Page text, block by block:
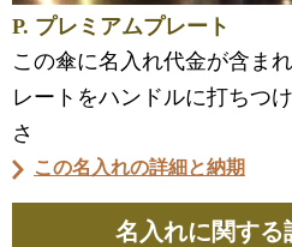
P. プレミアムプレート
この傘に名入れ代金が含ま
レートをハンドルに打ちつ
さ
この名入れの詳細と納期
名入れに関する